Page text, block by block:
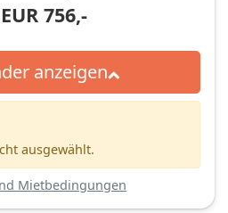
EUR 756,-
anzeigen
ausgewählt.
Mietbedingungen